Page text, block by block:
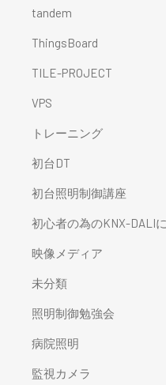
tandem
ThingsBoard
TILE-PROJECT
VPS
トレーニング
初台DT
初台照明制御講座
初心者の為のKNX-DALI
映像メディア
未分類
照明制御勉強会
病院照明
監視カメラ